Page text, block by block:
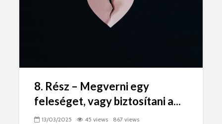
8. Rész – Megverni egy
feleséget, vagy biztosítani a...
13/03/2025 45 views 867 views